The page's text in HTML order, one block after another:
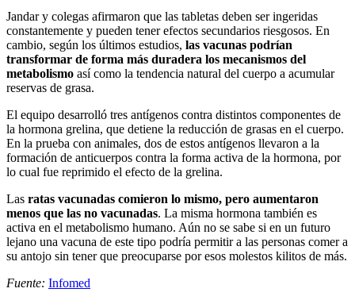
Jandar y colegas afirmaron que las tabletas deben ser ingeridas
constantemente y pueden tener efectos secundarios riesgosos. En
cambio, según los últimos estudios, las vacunas podrían
transformar de forma más duradera los mecanismos del
metabolismo así como la tendencia natural del cuerpo a acumular
reservas de grasa.
El equipo desarrolló tres antígenos contra distintos componentes de
la hormona grelina, que detiene la reducción de grasas en el cuerpo.
En la prueba con animales, dos de estos antígenos llevaron a la
formación de anticuerpos contra la forma activa de la hormona, por
lo cual fue reprimido el efecto de la grelina.
Las ratas vacunadas comieron lo mismo, pero aumentaron
menos que las no vacunadas. La misma hormona también es
activa en el metabolismo humano. Aún no se sabe si en un futuro
lejano una vacuna de este tipo podría permitir a las personas comer a
su antojo sin tener que preocuparse por esos molestos kilitos de más.
Fuente: Infomed